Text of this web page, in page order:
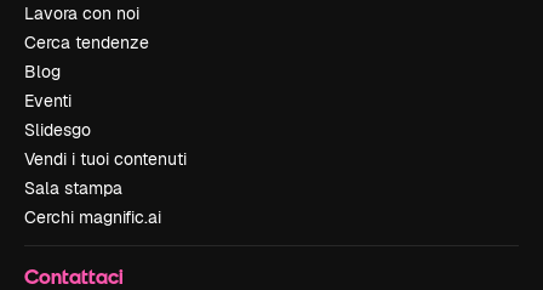
Lavora con noi
Cerca tendenze
Blog
Eventi
Slidesgo
Vendi i tuoi contenuti
Sala stampa
Cerchi magnific.ai
Contattaci